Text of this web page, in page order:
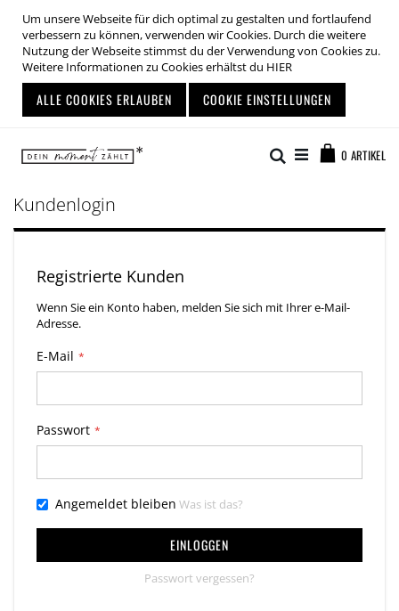
Um unsere Webseite für dich optimal zu gestalten und fortlaufend
verbessern zu können, verwenden wir Cookies. Durch die weitere
Nutzung der Webseite stimmst du der Verwendung von Cookies zu.
Weitere Informationen zu Cookies erhältst du HIER
ALLE COOKIES ERLAUBEN COOKIE EINSTELLUNGEN
Inhalt
springen
0 ARTIKEL
Suche
Kundenlogin
Registrierte Kunden
Wenn Sie ein Konto haben, melden Sie sich mit Ihrer e-Mail-
Adresse.
E-Mail
Passwort
Angemeldet bleiben Was ist das?
EINLOGGEN
Passwort vergessen?